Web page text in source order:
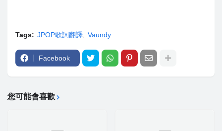
Tags: JPOP歌詞翻譯 Vaundy
Facebook
您可能會喜歡